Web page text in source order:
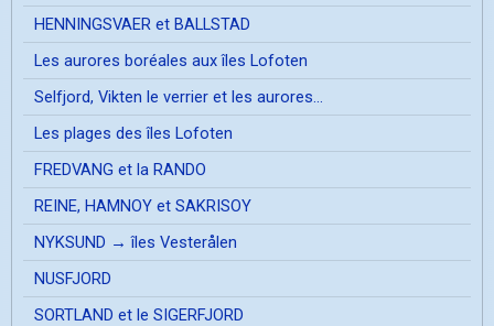
HENNINGSVAER et BALLSTAD
Les aurores boréales aux îles Lofoten
Selfjord, Vikten le verrier et les aurores...
Les plages des îles Lofoten
FREDVANG et la RANDO
REINE, HAMNOY et SAKRISOY
NYKSUND → îles Vesterålen
NUSFJORD
SORTLAND et le SIGERFJORD